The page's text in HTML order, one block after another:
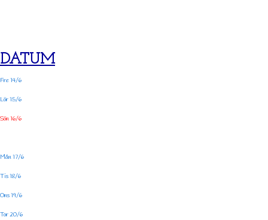
DATUM
Fre 14/6
Lör 15/6
Sön 16/6
Mån 17/6
Tis 18/6
Ons 19/6
Tor 20/6